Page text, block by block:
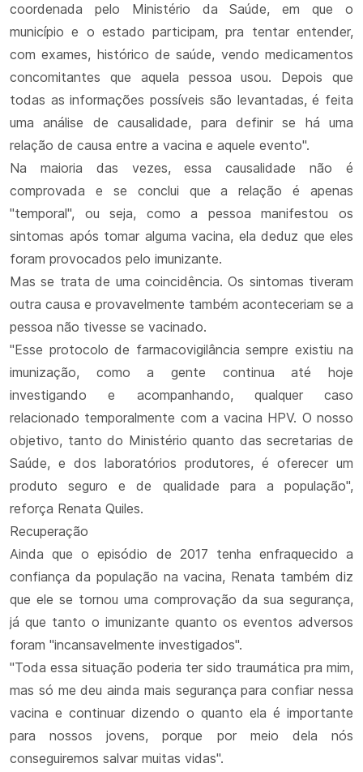
coordenada pelo Ministério da Saúde, em que o
município e o estado participam, pra tentar entender,
com exames, histórico de saúde, vendo medicamentos
concomitantes que aquela pessoa usou. Depois que
todas as informações possíveis são levantadas, é feita
uma análise de causalidade, para definir se há uma
relação de causa entre a vacina e aquele evento".
Na maioria das vezes, essa causalidade não é
comprovada e se conclui que a relação é apenas
"temporal", ou seja, como a pessoa manifestou os
sintomas após tomar alguma vacina, ela deduz que eles
foram provocados pelo imunizante.
Mas se trata de uma coincidência. Os sintomas tiveram
outra causa e provavelmente também aconteceriam se a
pessoa não tivesse se vacinado.
"Esse protocolo de farmacovigilância sempre existiu na
imunização, como a gente continua até hoje
investigando e acompanhando, qualquer caso
relacionado temporalmente com a vacina HPV. O nosso
objetivo, tanto do Ministério quanto das secretarias de
Saúde, e dos laboratórios produtores, é oferecer um
produto seguro e de qualidade para a população",
reforça Renata Quiles.
Recuperação
Ainda que o episódio de 2017 tenha enfraquecido a
confiança da população na vacina, Renata também diz
que ele se tornou uma comprovação da sua segurança,
já que tanto o imunizante quanto os eventos adversos
foram "incansavelmente investigados".
"Toda essa situação poderia ter sido traumática pra mim,
mas só me deu ainda mais segurança para confiar nessa
vacina e continuar dizendo o quanto ela é importante
para nossos jovens, porque por meio dela nós
conseguiremos salvar muitas vidas".